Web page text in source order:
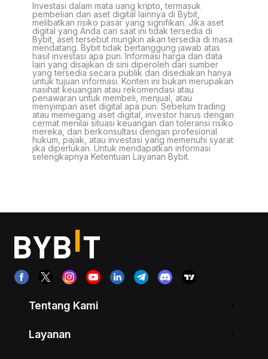
Investasi dalam mata uang kripto, termasuk
pembelian dan aset digital lainnya di Bybit,
melibatkan risiko pasar yang signifikan. Jika aset
digital yang Anda cari saat ini tidak tersedia di
Bybit, aset tersebut mungkin akan tersedia di masa
mendatang. Bybit tidak bertanggung jawab atas
hasil investasi apa pun. Informasi harga dan data
lain yang disajikan di sini diperoleh dari sumber
yang tersedia secara publik dan disediakan hanya
untuk tujuan informasi. Konten ini bukan merupakan
nasihat keuangan atau rekomendasi atau
penawaran untuk membeli, menjual, atau
menyimpan aset digital apa pun. Sebelum trading
atau memegang aset digital, investor harus dengan
cermat menilai situasi keuangan dan toleransi risiko
mereka, dan berkonsultasi dengan profesional
hukum, pajak, atau investasi yang memenuhi syarat
jika diperlukan. Untuk mendapatkan informasi
selengkapnya Ketentuan Layanan Bybit.
Tentang Kami
Layanan